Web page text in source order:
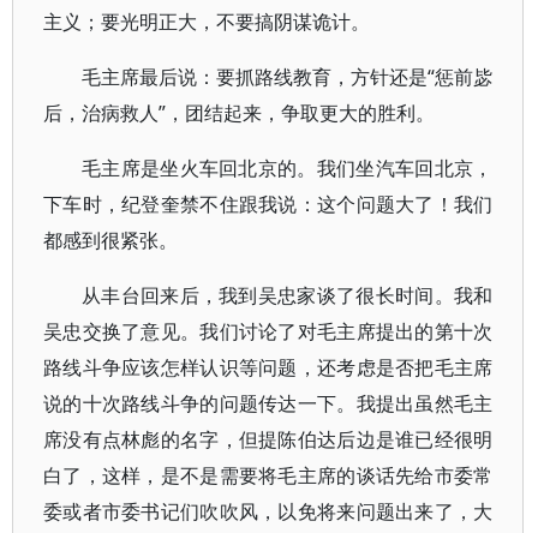
主义；要光明正大，不要搞阴谋诡计。
毛主席最后说：要抓路线教育，方针还是“惩前毖
后，治病救人”，团结起来，争取更大的胜利。
毛主席是坐火车回北京的。我们坐汽车回北京，
下车时，纪登奎禁不住跟我说：这个问题大了！我们
都感到很紧张。
从丰台回来后，我到吴忠家谈了很长时间。我和
吴忠交换了意见。我们讨论了对毛主席提出的第十次
路线斗争应该怎样认识等问题，还考虑是否把毛主席
说的十次路线斗争的问题传达一下。我提出虽然毛主
席没有点林彪的名字，但提陈伯达后边是谁已经很明
白了，这样，是不是需要将毛主席的谈话先给市委常
委或者市委书记们吹吹风，以免将来问题出来了，大